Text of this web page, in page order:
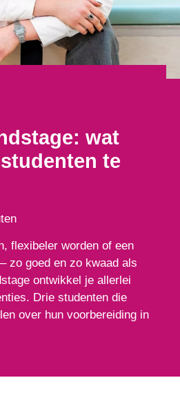
wat
te
flexibeler worden of een
zo goed en zo kwaad als
ontwikkel je allerlei
Drie studenten die
over hun voorbereiding in